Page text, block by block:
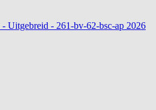
Uitgebreid - 261-bv-62-bsc-ap 2026